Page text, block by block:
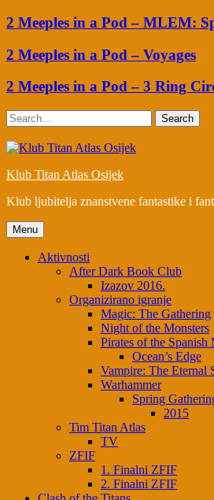
2 Meeples in a Pod – MLEM:
2 Meeples in a Pod – Voyages
2 Meeples in a Pod – 3 Ring
Search
Klub Titan Atlas Osijek
Klub ljubitelja znanstvene fantastike i
Menu
Aktivnosti
After Dark Book Club
Izazov 2016.
Organizirano igranje
Magic: The Gathering
Night of the Monsters
Pirates of the Spanish
Ocean’s Edge
Vampire: The Eternal
Warhammer
Spring
2015
Tim Titan Atlas
TV
ZFIF
1. Finalni ZFIF
2. Finalni ZFIF